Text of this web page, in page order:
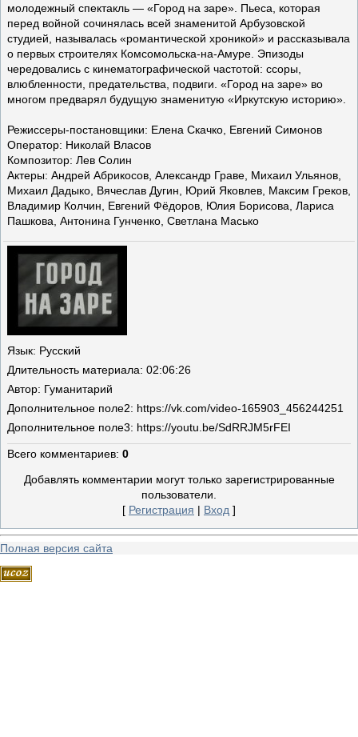
молодежный спектакль — «Город на заре». Пьеса, которая
перед войной сочинялась всей знаменитой Арбузовской
студией, называлась «романтической хроникой» и рассказывала
о первых строителях Комсомольска-на-Амуре. Эпизоды
чередовались с кинематографической частотой: ссоры,
влюбленности, предательства, подвиги. «Город на заре» во
многом предварял будущую знаменитую «Иркутскую историю».
Режиссеры-постановщики: Елена Скачко, Евгений Симонов
Оператор: Николай Власов
Композитор: Лев Солин
Актеры: Андрей Абрикосов, Александр Граве, Михаил Ульянов,
Михаил Дадыко, Вячеслав Дугин, Юрий Яковлев, Максим Греков,
Владимир Колчин, Евгений Фёдоров, Юлия Борисова, Лариса
Пашкова, Антонина Гунченко, Светлана Масько
Язык: Русский
Длительность материала: 02:06:26
Автор: Гуманитарий
Дополнительное поле2: https://vk.com/video-165903_456244251
Дополнительное поле3: https://youtu.be/SdRRJM5rFEI
Всего комментариев: 0
Добавлять комментарии могут только зарегистрированные
пользователи.
[ Регистрация | Вход ]
Полная версия сайта